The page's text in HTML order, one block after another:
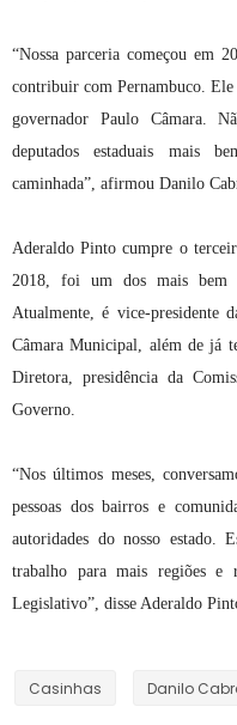
“Nossa parceria começou em
contribuir com Pernambuco.
governador Paulo Câmara.
deputados estaduais mais
caminhada”, afirmou Danilo
Aderaldo Pinto cumpre o
2018, foi um dos mais bem
Atualmente, é vice-presidente
Câmara Municipal, além de já
Diretora, presidência da
Governo.
“Nos últimos meses,
pessoas dos bairros e
autoridades do nosso estado.
trabalho para mais regiões e
Legislativo”, disse Aderaldo
Casinhas Danilo